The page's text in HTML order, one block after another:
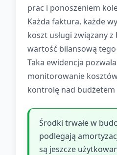
prac i ponoszeniem
Każda faktura, każde
koszt usługi związany
wartość bilansową
Taka ewidencja
monitorowanie
kontrolę nad
Środki trwałe w
podlegają
są jeszcze